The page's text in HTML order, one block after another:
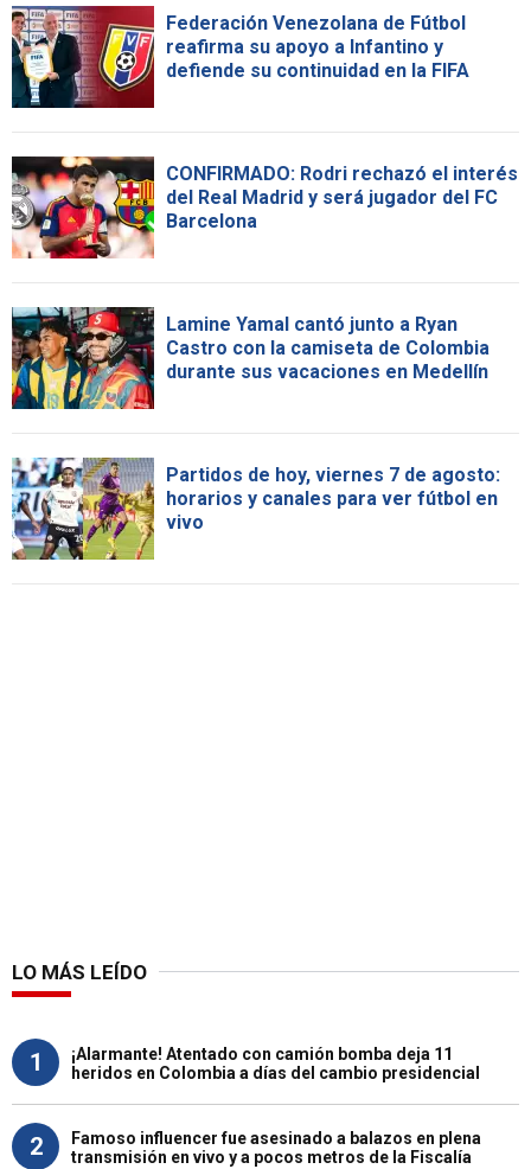
Federación Venezolana de Fútbol
reafirma su apoyo a Infantino y
defiende su continuidad en la FIFA
CONFIRMADO: Rodri rechazó el interés
del Real Madrid y será jugador del FC
Barcelona
Lamine Yamal cantó junto a Ryan
Castro con la camiseta de Colombia
durante sus vacaciones en Medellín
Partidos de hoy, viernes 7 de agosto:
horarios y canales para ver fútbol en
vivo
LO MÁS LEÍDO
1
¡Alarmante! Atentado con camión bomba deja 11
heridos en Colombia a días del cambio presidencial
2
Famoso influencer fue asesinado a balazos en plena
transmisión en vivo y a pocos metros de la Fiscalía